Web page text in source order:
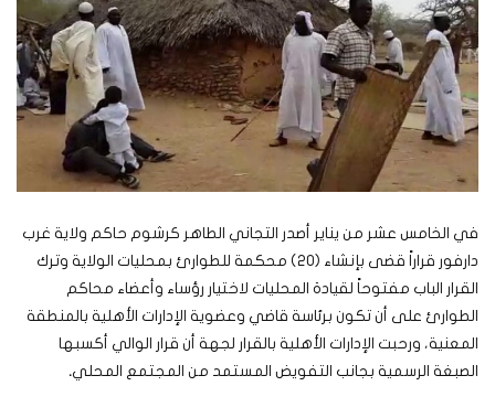
في الخامس عشر من يناير أصدر التجاني الطاهر كرشوم حاكم ولاية غرب
دارفور قراراً قضى بإنشاء (20) محكمة للطوارئ بمحليات الولاية وترك
القرار الباب مفتوحاً لقيادة المحليات لاختيار رؤساء وأعضاء محاكم
الطوارئ على أن تكون برئاسة قاضي وعضوية الإدارات الأهلية بالمنطقة
المعنية، ورحبت الإدارات الأهلية بالقرار لجهة أن قرار الوالي أكسبها
الصبغة الرسمية بجانب التفويض المستمد من المجتمع المحلي.